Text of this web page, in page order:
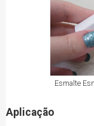
Esmalte
Aplicação